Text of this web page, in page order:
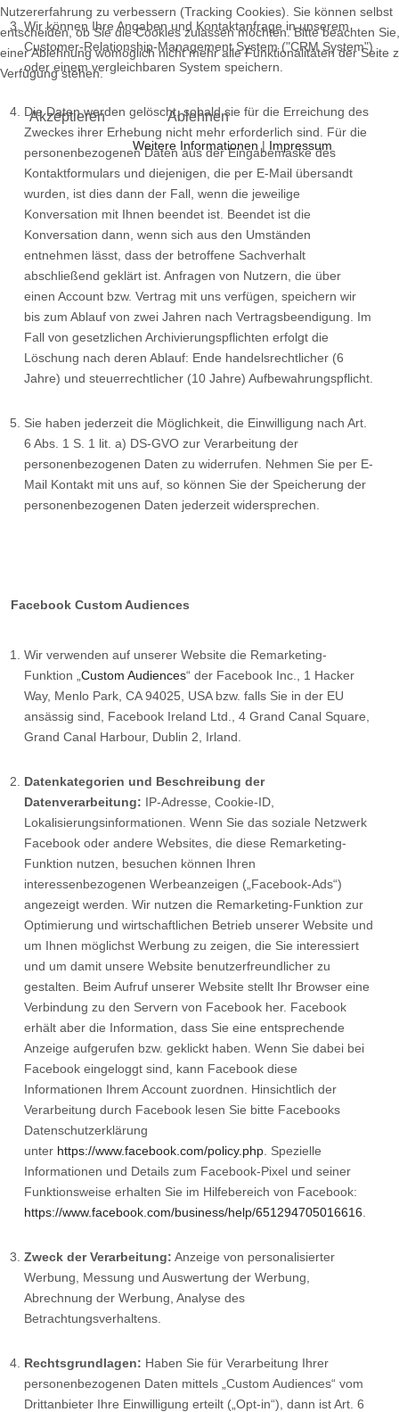
Wir können Ihre Angaben und Kontaktanfrage in unserem
Customer-Relationship-Management System ("CRM System")
oder einem vergleichbaren System speichern.
Die Daten werden gelöscht, sobald sie für die Erreichung des
Zweckes ihrer Erhebung nicht mehr erforderlich sind. Für die
personenbezogenen Daten aus der Eingabemaske des
Kontaktformulars und diejenigen, die per E-Mail übersandt
wurden, ist dies dann der Fall, wenn die jeweilige
Konversation mit Ihnen beendet ist. Beendet ist die
Konversation dann, wenn sich aus den Umständen
entnehmen lässt, dass der betroffene Sachverhalt
abschließend geklärt ist. Anfragen von Nutzern, die über
einen Account bzw. Vertrag mit uns verfügen, speichern wir
bis zum Ablauf von zwei Jahren nach Vertragsbeendigung. Im
Fall von gesetzlichen Archivierungspflichten erfolgt die
Löschung nach deren Ablauf: Ende handelsrechtlicher (6
Jahre) und steuerrechtlicher (10 Jahre) Aufbewahrungspflicht.
Sie haben jederzeit die Möglichkeit, die Einwilligung nach Art.
6 Abs. 1 S. 1 lit. a) DS-GVO zur Verarbeitung der
personenbezogenen Daten zu widerrufen. Nehmen Sie per E-
Mail Kontakt mit uns auf, so können Sie der Speicherung der
personenbezogenen Daten jederzeit widersprechen.
Facebook Custom Audiences
Wir verwenden auf unserer Website die Remarketing-
Funktion „ Custom Audiences“ der Facebook Inc., 1 Hacker
Way, Menlo Park, CA 94025, USA bzw. falls Sie in der EU
ansässig sind, Facebook Ireland Ltd., 4 Grand Canal Square,
Grand Canal Harbour, Dublin 2, Irland.
Datenkategorien und Beschreibung der
Datenverarbeitung: IP-Adresse, Cookie-ID,
Lokalisierungsinformationen. Wenn Sie das soziale Netzwerk
Facebook oder andere Websites, die diese Remarketing-
Funktion nutzen, besuchen können Ihren
interessenbezogenen Werbeanzeigen („Facebook-Ads“)
angezeigt werden. Wir nutzen die Remarketing-Funktion zur
Optimierung und wirtschaftlichen Betrieb unserer Website und
um Ihnen möglichst Werbung zu zeigen, die Sie interessiert
und um damit unsere Website benutzerfreundlicher zu
gestalten. Beim Aufruf unserer Website stellt Ihr Browser eine
Verbindung zu den Servern von Facebook her. Facebook
erhält aber die Information, dass Sie eine entsprechende
Anzeige aufgerufen bzw. geklickt haben. Wenn Sie dabei bei
Facebook eingeloggt sind, kann Facebook diese
Informationen Ihrem Account zuordnen. Hinsichtlich der
Verarbeitung durch Facebook lesen Sie bitte Facebooks
Datenschutzerklärung
unter https://www.facebook.com/policy.php . Spezielle
Informationen und Details zum Facebook-Pixel und seiner
Funktionsweise erhalten Sie im Hilfebereich von Facebook:
https://www.facebook.com/business/help/651294705016616
Zweck der Verarbeitung: Anzeige von personalisierter
Werbung, Messung und Auswertung der Werbung,
Abrechnung der Werbung, Analyse des
Betrachtungsverhaltens.
Rechtsgrundlagen: Haben Sie für Verarbeitung Ihrer
personenbezogenen Daten mittels „Custom Audiences“ vom
Drittanbieter Ihre Einwilligung erteilt („Opt-in“), dann ist Art. 6
Nutzererfahrung zu verbessern (Tracking Cookies). Sie können selbst
entscheiden, ob Sie die Cookies zulassen möchten. Bitte beachten
einer Ablehnung womöglich nicht mehr alle Funktionalitäten der Seite
Verfügung stehen.
Akzeptieren Ablehnen
Weitere Informationen | Impressum